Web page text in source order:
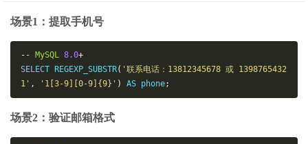
场景1：提取手机号
-- MySQL 8.0+
SELECT REGEXP_SUBSTR( '联系电话：13812345678 或 1398765432
1' , '1[3-9][0-9]{9}' ) AS phone;
场景2：验证邮箱格式